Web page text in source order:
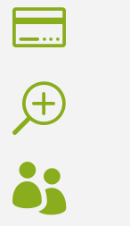

T
